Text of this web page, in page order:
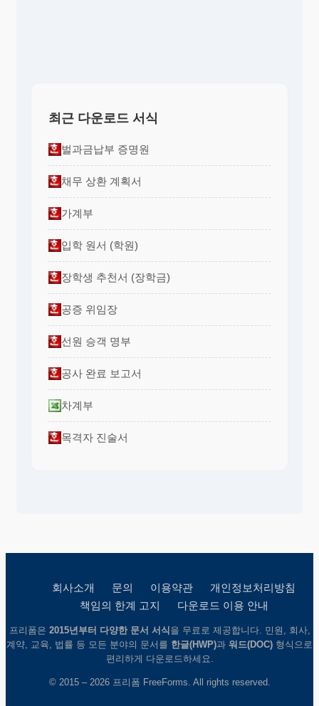
최근 다운로드 서식
벌과금납부 증명원
채무 상환 계획서
가계부
입학 원서 (학원)
장학생 추천서 (장학금)
공증 위임장
선원 승객 명부
공사 완료 보고서
차계부
목격자 진술서
회사소개 문의 이용약관
개인정보처리방침
책임의 한계 고지
다운로드 이용 안내
프리폼은 2015년부터 다양한 문서 서식 을 무료로 제공합니다. 민원, 회사,
계약, 교육, 법률 등 모든 분야의 문서를 한글(HWP)과 워드(DOC) 형식으로
편리하게 다운로드하세요.
© 2015 – 2026 프리폼 FreeForms. All rights reserved.